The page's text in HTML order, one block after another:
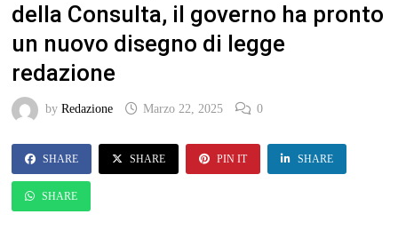
della Consulta, il governo ha pronto
un nuovo disegno di legge
redazione
by Redazione Marzo 22, 2025 0
SHARE SHARE PIN IT SHARE
SHARE